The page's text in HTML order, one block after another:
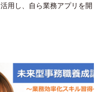
用し、自ら業務アプリを開